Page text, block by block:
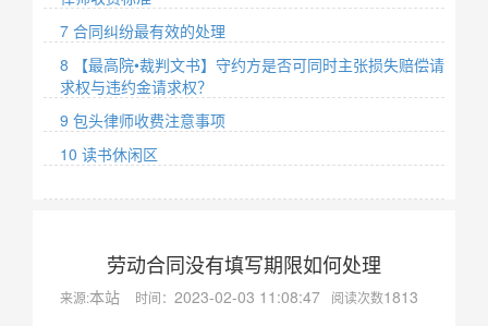
7 合同纠纷最有效的处理
8 【最高院•裁判文书】守约方是否可同时主张损失赔偿请
求权与违约金请求权？
9 包头律师收费注意事项
10 读书休闲区
劳动合同没有填写期限如何处理
来源:本站 时间： 2023-02-03 11:08:47 阅读次数1813